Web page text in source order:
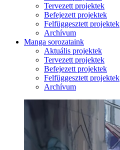
Tervezett projektek
Befejezett projektek
Felfüggesztett projektek
Archívum
Manga sorozataink
Aktuális projektek
Tervezett projektek
Befejezett projektek
Felfüggesztett projektek
Archívum